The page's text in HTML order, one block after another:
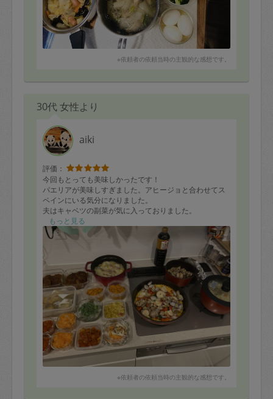
※依頼者の依頼当時の主観的な感想です。
30代 女性より
aiki
評価：
今回もとっても美味しかったです！
パエリアが美味しすぎました。アヒージョと合わせてス
ペインにいる気分になりました。
夫はキャベツの副菜が気に入っておりました。
白菜の鍋、クリームシチュー、カツレツなどこれから食
べるものも楽しみです！
外食するよりも美味しく幸せになれます。ありがとうご
もっと見る
※依頼者の依頼当時の主観的な感想です。